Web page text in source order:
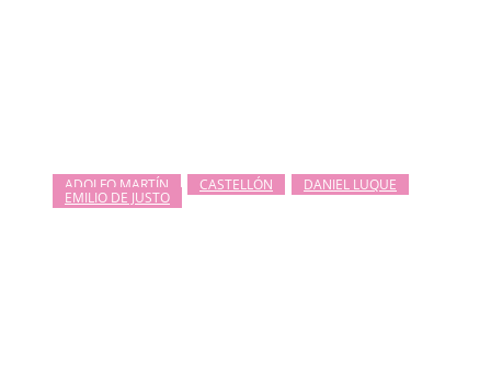
ADOLFO MARTÍN CASTELLÓN DANIEL LUQUE
EMILIO DE JUSTO